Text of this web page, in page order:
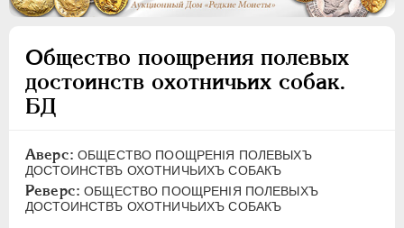
Общество поощрения полевых
достоинств охотничьих собак.
БД
Аверс: ОБЩЕСТВО ПООЩРЕНIЯ ПОЛЕВЫХЪ
ДОСТОИНСТВЪ ОХОТНИЧЬИХЪ СОБАКЪ
Реверс: ОБЩЕСТВО ПООЩРЕНIЯ ПОЛЕВЫХЪ
ДОСТОИНСТВЪ ОХОТНИЧЬИХЪ СОБАКЪ
ПEТР I 1699-1725
ПЕТР II 1727-1729
АННА ИОАННОВНА 1730-1740
ИОАНН АНТОНОВИЧ
ПЕТР III 1762-1762
ЕКАТЕРИНА II 1762-1796
ПАВЕЛ I